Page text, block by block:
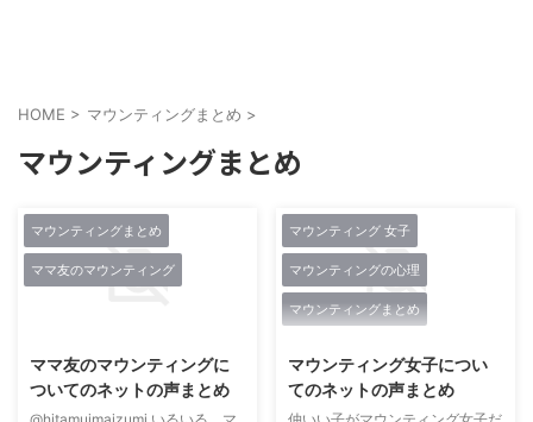
HOME > マウンティングまとめ >
マウンティングまとめ
マウンティングまとめ
ママ友のマウンティング
ママ友のマウンティングに
ついてのネットの声まとめ
マウンティング 女子
マウンティングの心理
マウンティングまとめ
マウンティング女子につい
てのネットの声まとめ